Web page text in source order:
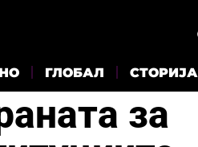
ГЛОБАЛ СТОРИЈА
за